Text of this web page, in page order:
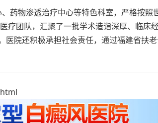
药物渗透治疗中心等特色科室，严格按照
疗团队，汇聚了一批学术造诣深厚、临床
医院还积极承担社会责任，通过福建省扶